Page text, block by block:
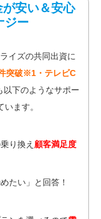
安い＆安心
ジー
イズの共同出資に
突破※1・テレビC
以下のようなサポー
ます。
り換え 顧客満足度
たい」と回答！